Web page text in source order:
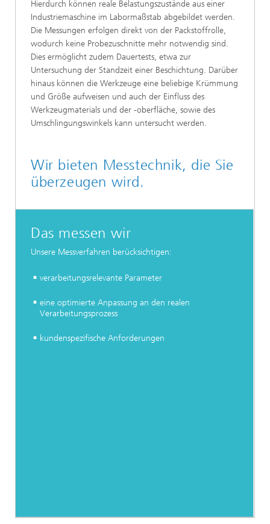
Hierdurch können reale Belastungszustände aus einer
Industriemaschine im Labormaßstab abgebildet werden.
Die Messungen erfolgen direkt von der Packstoffrolle,
wodurch keine Probezuschnitte mehr notwendig sind.
Dies ermöglicht zudem Dauertests, etwa zur
Untersuchung der Standzeit einer Beschichtung. Darüber
hinaus können die Werkzeuge eine beliebige Krümmung
und Größe aufweisen und auch der Einfluss des
Werkzeugmaterials und der -oberfläche, sowie des
Umschlingungswinkels kann untersucht werden.
Wir bieten Messtechnik, die Sie
überzeugen wird.
Das messen wir
Unsere Messverfahren berücksichtigen:
verarbeitungsrelevante Parameter
eine optimierte Anpassung an den realen
Verarbeitungsprozess
kundenspezifische Anforderungen